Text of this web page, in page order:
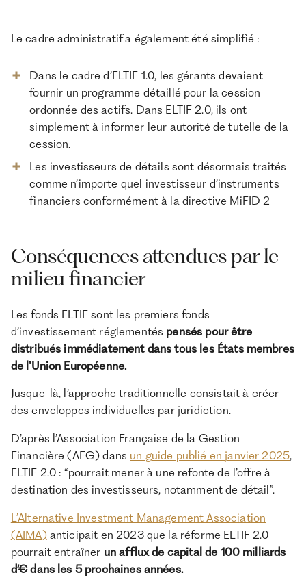
Le cadre administratif a également été simplifié :
Dans le cadre d’ELTIF 1.0, les gérants devaient
fournir un programme détaillé pour la cession
ordonnée des actifs. Dans ELTIF 2.0, ils ont
simplement à informer leur autorité de tutelle de la
cession.
Les investisseurs de détails sont désormais traités
comme n’importe quel investisseur d’instruments
financiers conformément à la directive MiFID 2
Conséquences attendues par le
milieu financier
Les fonds ELTIF sont les premiers fonds
d’investissement réglementés pensés pour être
distribués immédiatement dans tous les États membres
de l’Union Européenne.
Jusque-là, l’approche traditionnelle consistait à créer
des enveloppes individuelles par juridiction.
D’après l’Association Française de la Gestion
Financière (AFG) dans un guide publié en janvier 2025,
ELTIF 2.0 : “pourrait mener à une refonte de l’offre à
destination des investisseurs, notamment de détail”.
L’Alternative Investment Management Association
(AIMA)anticipait en 2023 que la réforme ELTIF 2.0
pourrait entraîner un afflux de capital de 100 milliards
d’€ dans les 5 prochaines années.